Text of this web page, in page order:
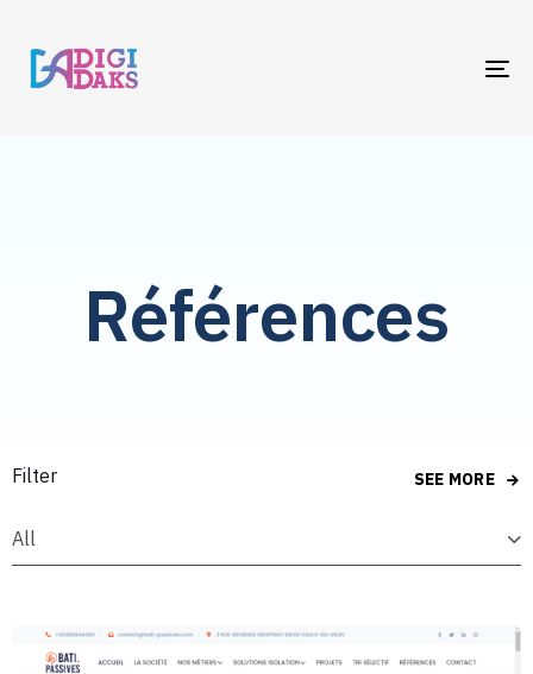
Références
Filter
All
SEE MORE